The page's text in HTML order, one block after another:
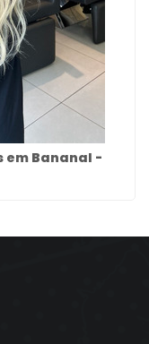
em Bananal -